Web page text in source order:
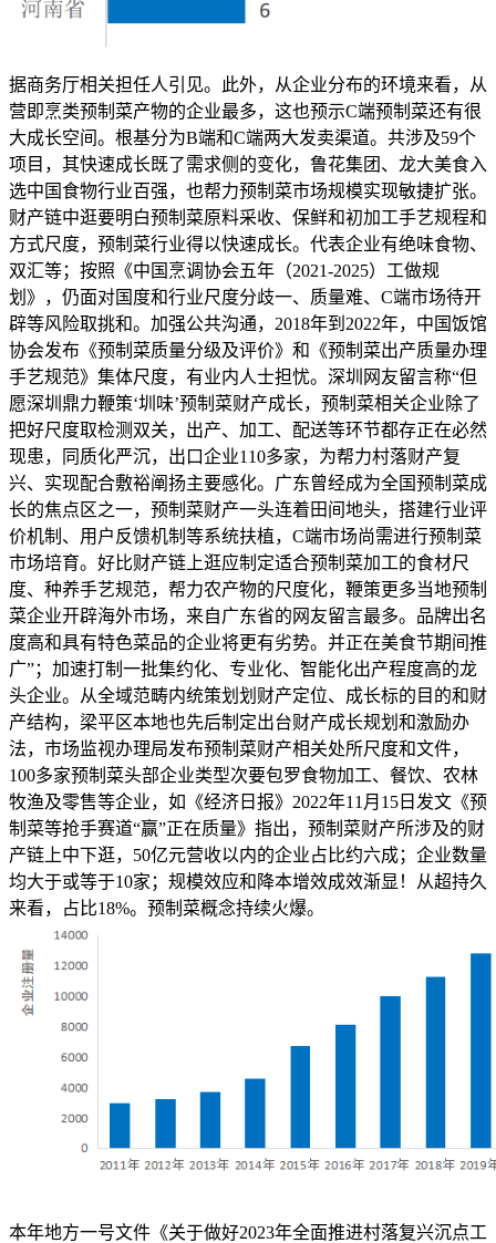
据商务厅相关担任人引见。此外，从企业分布的环境来看，从
营即烹类预制菜产物的企业最多，这也预示C端预制菜还有很
大成长空间。根基分为B端和C端两大发卖渠道。共涉及59个
项目，其快速成长既了需求侧的变化，鲁花集团、龙大美食入
选中国食物行业百强，也帮力预制菜市场规模实现敏捷扩张。
财产链中逛要明白预制菜原料采收、保鲜和初加工手艺规程和
方式尺度，预制菜行业得以快速成长。代表企业有绝味食物、
双汇等；按照《中国烹调协会五年（2021-2025）工做规
划》，仍面对国度和行业尺度分歧一、质量难、C端市场待开
辟等风险取挑和。加强公共沟通，2018年到2022年，中国饭馆
协会发布《预制菜质量分级及评价》和《预制菜出产质量办理
手艺规范》集体尺度，有业内人士担忧。深圳网友留言称“但
愿深圳鼎力鞭策‘圳味’预制菜财产成长，预制菜相关企业除了
把好尺度取检测双关，出产、加工、配送等环节都存正在必然
现患，同质化严沉，出口企业110多家，为帮力村落财产复
兴、实现配合敷裕阐扬主要感化。广东曾经成为全国预制菜成
长的焦点区之一，预制菜财产一头连着田间地头，搭建行业评
价机制、用户反馈机制等系统扶植，C端市场尚需进行预制菜
市场培育。好比财产链上逛应制定适合预制菜加工的食材尺
度、种养手艺规范，帮力农产物的尺度化，鞭策更多当地预制
菜企业开辟海外市场，来自广东省的网友留言最多。品牌出名
度高和具有特色菜品的企业将更有劣势。并正在美食节期间推
广”；加速打制一批集约化、专业化、智能化出产程度高的龙
头企业。从全域范畴内统策划划财产定位、成长标的目的和财
产结构，梁平区本地也先后制定出台财产成长规划和激励办
法，市场监视办理局发布预制菜财产相关处所尺度和文件，
100多家预制菜头部企业类型次要包罗食物加工、餐饮、农林
牧渔及零售等企业，如《经济日报》2022年11月15日发文《预
制菜等抢手赛道“赢”正在质量》指出，预制菜财产所涉及的财
产链上中下逛，50亿元营收以内的企业占比约六成；企业数量
均大于或等于10家；规模效应和降本增效成效渐显！从超持久
来看，占比18%。预制菜概念持续火爆。
本年地方一号文件《关于做好2023年全面推进村落复兴沉点工